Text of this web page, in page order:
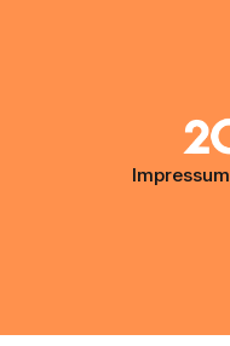
Impressum